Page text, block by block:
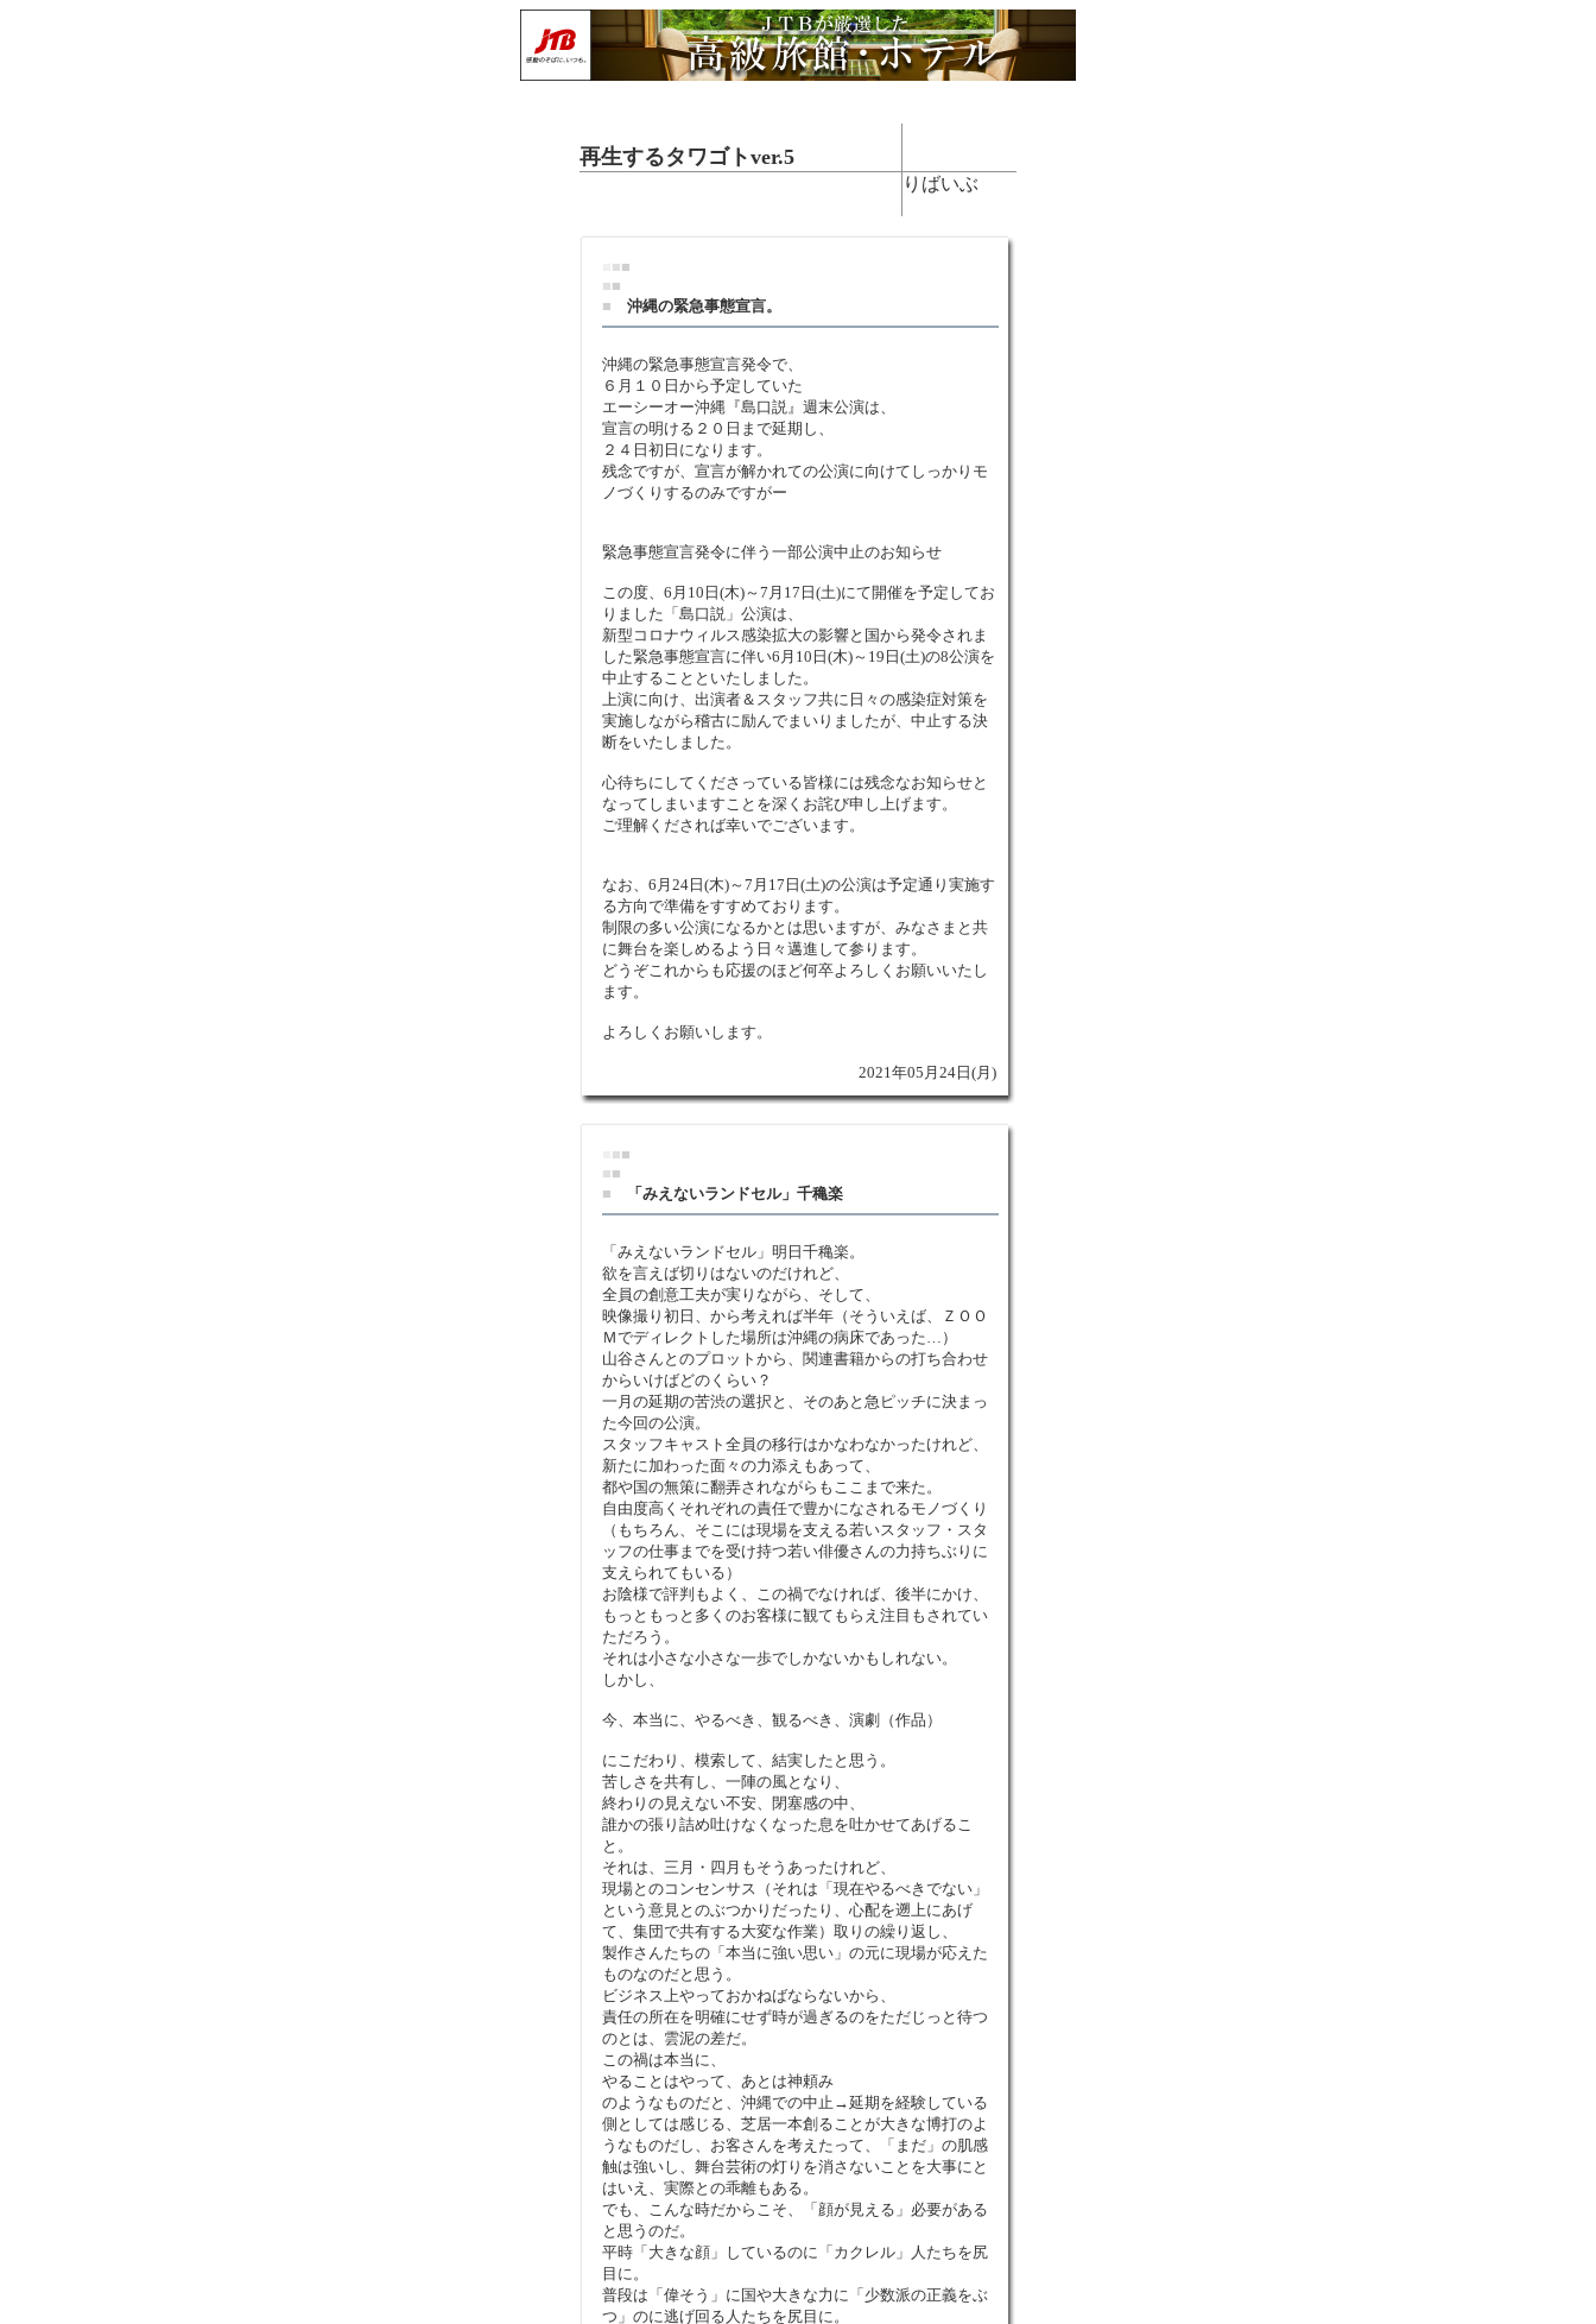
再生するタワゴトver.5
りばいぶ
■■
■■
■
沖縄の緊急事態宣言。
沖縄の緊急事態宣言発令で、
６月１０日から予定していた
エーシーオー沖縄『島口説』週末公演は、
宣言の明ける２０日まで延期し、
２４日初日になります。
残念ですが、宣言が解かれての公演に向けてしっかりモ
ノづくりするのみですがー
緊急事態宣言発令に伴う一部公演中止のお知らせ
この度、6月10日(木)～7月17日(土)にて開催を予定してお
りました「島口説」公演は、
新型コロナウィルス感染拡大の影響と国から発令されま
した緊急事態宣言に伴い6月10日(木)～19日(土)の8公演を
中止することといたしました。
上演に向け、出演者＆スタッフ共に日々の感染症対策を
実施しながら稽古に励んでまいりましたが、中止する決
断をいたしました。
心待ちにしてくださっている皆様には残念なお知らせと
なってしまいますことを深くお詫び申し上げます。
ご理解くだされば幸いでございます。
なお、6月24日(木)～7月17日(土)の公演は予定通り実施す
る方向で準備をすすめております。
制限の多い公演になるかとは思いますが、みなさまと共
に舞台を楽しめるよう日々邁進して参ります。
どうぞこれからも応援のほど何卒よろしくお願いいたし
ます。
よろしくお願いします。
2021年05月24日(月)
■■
■■
■
「みえないランドセル」千穐楽
「みえないランドセル」明日千穐楽。
欲を言えば切りはないのだけれど、
全員の創意工夫が実りながら、そして、
映像撮り初日、から考えれば半年（そういえば、ＺＯＯ
Ｍでディレクトした場所は沖縄の病床であった…）
山谷さんとのプロットから、関連書籍からの打ち合わせ
からいけばどのくらい？
一月の延期の苦渋の選択と、そのあと急ピッチに決まっ
た今回の公演。
スタッフキャスト全員の移行はかなわなかったけれど、
新たに加わった面々の力添えもあって、
都や国の無策に翻弄されながらもここまで来た。
自由度高くそれぞれの責任で豊かになされるモノづくり
（もちろん、そこには現場を支える若いスタッフ・スタ
ッフの仕事までを受け持つ若い俳優さんの力持ちぶりに
支えられてもいる）
お陰様で評判もよく、この禍でなければ、後半にかけ、
もっともっと多くのお客様に観てもらえ注目もされてい
ただろう。
それは小さな小さな一歩でしかないかもしれない。
しかし、
今、本当に、やるべき、観るべき、演劇（作品）
にこだわり、模索して、結実したと思う。
苦しさを共有し、一陣の風となり、
終わりの見えない不安、閉塞感の中、
誰かの張り詰め吐けなくなった息を吐かせてあげるこ
と。
それは、三月・四月もそうあったけれど、
現場とのコンセンサス（それは「現在やるべきでない」
という意見とのぶつかりだったり、心配を遡上にあげ
て、集団で共有する大変な作業）取りの繰り返し、
製作さんたちの「本当に強い思い」の元に現場が応えた
ものなのだと思う。
ビジネス上やっておかねばならないから、
責任の所在を明確にせず時が過ぎるのをただじっと待つ
のとは、雲泥の差だ。
この禍は本当に、
やることはやって、あとは神頼み
のようなものだと、沖縄での中止→延期を経験している
側としては感じる、芝居一本創ることが大きな博打のよ
うなものだし、お客さんを考えたって、「まだ」の肌感
触は強いし、舞台芸術の灯りを消さないことを大事にと
はいえ、実際との乖離もある。
でも、こんな時だからこそ、「顔が見える」必要がある
と思うのだ。
平時「大きな顔」しているのに「カクレル」人たちを尻
目に。
普段は「偉そう」に国や大きな力に「少数派の正義をぶ
つ」のに逃げ回る人たちを尻目に。